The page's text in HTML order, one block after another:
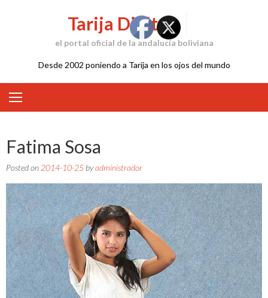
Tarija Digital
el portal oficial de la andalucía boliviana
Desde 2002 poniendo a Tarija en los ojos del mundo
Fatima Sosa
Posted on 2014-10-25 byadministrador